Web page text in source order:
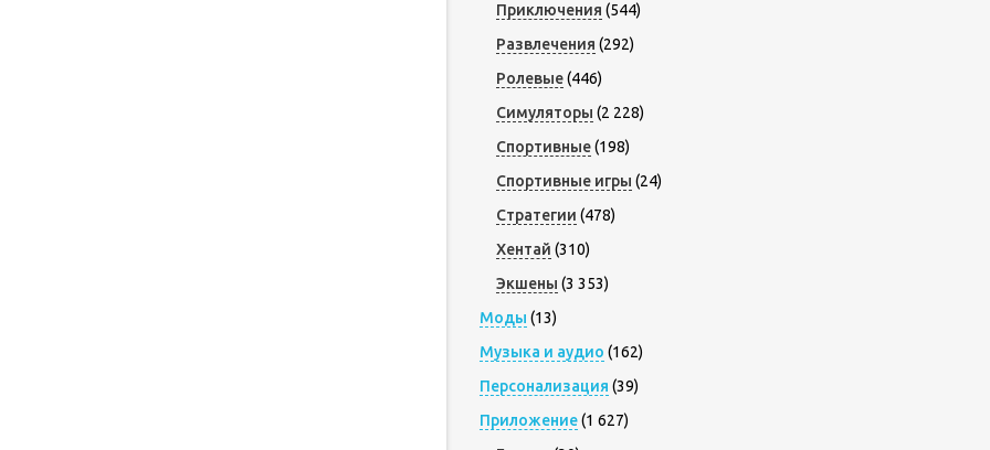
Приключения (544)
Развлечения (292)
Ролевые(446)
Симуляторы (2 228)
Спортивные(198)
Спортивные игры (24)
Стратегии (478)
Хентай (310)
Экшены (3 353)
Моды (13)
Музыка и аудио (162)
Персонализация (39)
Приложение(1 627)